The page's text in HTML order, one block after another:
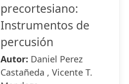
precortesiano:
Instrumentos de
percusión
Autor: Daniel Perez
Castañeda , Vicente T.